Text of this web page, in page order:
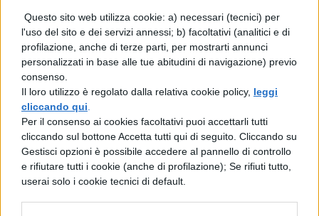
Questo sito web utilizza cookie: a) necessari (tecnici) per
l'uso del sito e dei servizi annessi; b) facoltativi (analitici e di
profilazione, anche di terze parti, per mostrarti annunci
personalizzati in base alle tue abitudini di navigazione) previo
consenso.
Il loro utilizzo è regolato dalla relativa cookie policy, leggi
cliccando qui
Per il consenso ai cookies facoltativi puoi accettarli tutti
cliccando sul bottone Accetta tutti qui di seguito. Cliccando su
Gestisci opzioni è possibile accedere al pannello di controllo
e rifiutare tutti i cookie (anche di profilazione); Se rifiuti tutto,
userai solo i cookie tecnici di default.
concettuale
Ok, adesso non ti rimane che fissare bene i
concetti con questa utilissima mappa
concettuale su Ugo Foscolo. Qui troverai lo
schema riguardante la biografia, le opere e
il suo pensiero.